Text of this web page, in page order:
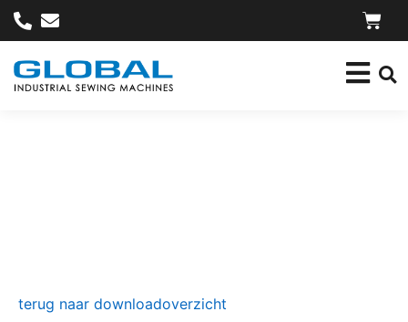
terug naar downloadoverzicht